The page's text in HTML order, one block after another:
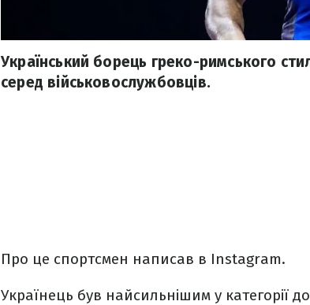
Український борець греко-римського
серед військовослужбовців.
Про це спортсмен написав в Instagram.
Українець був найсильнішим у категорії